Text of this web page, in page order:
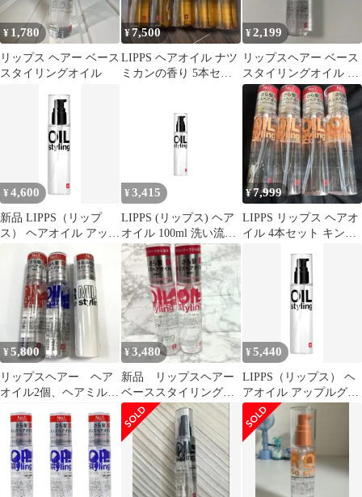
¥ 1,780
リップス ヘアー ベース
スタイリングオイル
¥7,500
LIPPS ヘアオイル ナツ
ミカンの香り 5本セッ
¥2,199
リップスヘアー ベース
スタイリングオイル ダ
メージ 100ml
¥4,600
新品 LIPPS（リップ
ス） ヘアオイル アップ
香り ベーススタイリン
グ 洗い流さないトリー
トメント メンズ 100ml
¥ 3,415
LIPPS (リップス) ヘア
オイル 100ml 洗い流さ
ないトリートメント メ
ンズ レディース さら髪
スタイリング アップル
グリーン&ローズの香
り
¥7,999
LIPPS リップス ヘアオ
イル 4本セット キンモ
¥5,800
リップスヘアー ヘア
オイル2個、ヘアミルク
¥3,480
新品 リップスヘアー
ベーススタイリングオ
イル 赤 無香料 2
本セット
¥5,440
LIPPS（リップス） ヘ
アオイル アップルグリ
ーン & ローズの香り
ベーススタイリング 洗
い流さないトリートメ
ント メンズ 100mlmt